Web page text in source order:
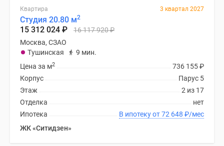
Квартира 3 квартал 2027
Студия 20.80 м2
15 312 024 ₽ 16 117 920₽
Москва, СЗАО
Тушинская
9 мин.
736 155₽
Цена за м2
Парус 5
Корпус
2 из 17
Этаж
нет
Отделка
В ипотеку от 72 648 ₽/мес
Ипотека
ЖК «Ситидзен»